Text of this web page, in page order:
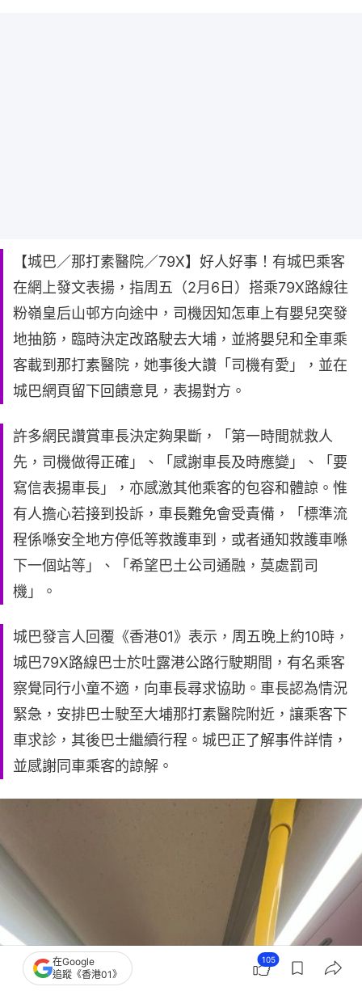
【城巴／那打素醫院／79X】好人好事！有城巴乘客
在網上發文表揚，指周五（2月6日）搭乘79X路線往
粉嶺皇后山邨方向途中，司機因知怎車上有嬰兒突發
地抽筋，臨時決定改路駛去大埔，並將嬰兒和全車乘
客載到那打素醫院，她事後大讚「司機有愛」，並在
城巴網頁留下回饋意見，表揚對方。
許多網民讚賞車長決定夠果斷，「第一時間就救人
先，司機做得正確」、「感謝車長及時應變」、「要
寫信表揚車長」，亦感激其他乘客的包容和體諒。惟
有人擔心若接到投訴，車長難免會受責備，「標準流
程係喺安全地方停低等救護車到，或者通知救護車喺
下一個站等」、「希望巴土公司通融，莫處罰司
機」。
城巴發言人回覆《香港01》表示，周五晚上約10時，
城巴79X路線巴士於吐露港公路行駛期間，有名乘客
察覺同行小童不適，向車長尋求協助。車長認為情況
緊急，安排巴士駛至大埔那打素醫院附近，讓乘客下
車求診，其後巴士繼續行程。城巴正了解事件詳情，
並感謝同車乘客的諒解。
在Google
追蹤《香港01》
105